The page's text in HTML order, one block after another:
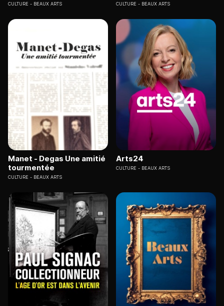
CULTURE BEAUX ARTS CULTURE BEAUX ARTS
Manet - Degas Une amitié
tourmentée
CULTURE BEAUX ARTS
Arts24
CULTURE BEAUX ARTS